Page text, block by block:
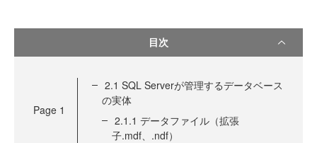
目次
Page 1
2.1 SQL Serverが管理するデータベース
の実体
2.1.1 データファイル（拡張
子.mdf、.ndf）